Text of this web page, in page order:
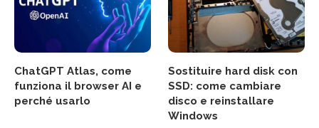
ChatGPT Atlas, come
funziona il browser AI e
perché usarlo
Sostituire hard disk con
SSD: come cambiare
disco e reinstallare
Windows